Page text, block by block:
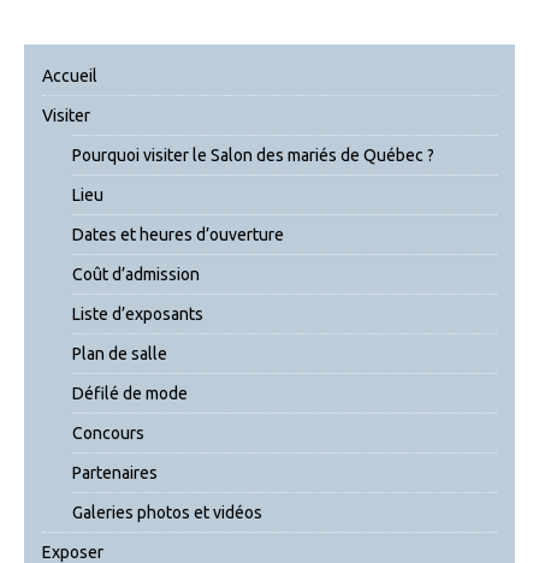
Accueil
Visiter
Pourquoi visiter le Salon des mariés de Québec ?
Lieu
Dates et heures d’ouverture
Coût d’admission
Liste d’exposants
Plan de salle
Défilé de mode
Concours
Partenaires
Galeries photos et vidéos
Exposer